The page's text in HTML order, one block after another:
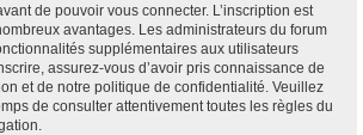
de pouvoir vous connecter. L’inscription est
avantages. Les administrateurs du forum
supplémentaires aux utilisateurs
assurez-vous d’avoir pris connaissance de
et de notre politique de confidentialité. Veuillez
de consulter attentivement toutes les règles du